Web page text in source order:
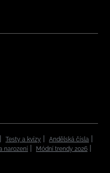
Testy a kvízy
Andělská čísla
narození
Módní trendy 2026